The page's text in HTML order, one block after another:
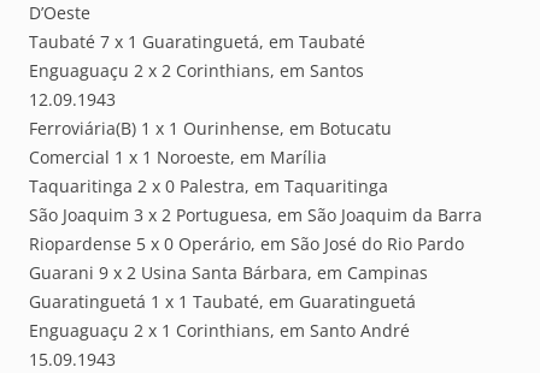
D’Oeste
Taubaté 7 x 1 Guaratinguetá, em Taubaté
Enguaguaçu 2 x 2 Corinthians, em Santos
12.09.1943
Ferroviária(B) 1 x 1 Ourinhense, em Botucatu
Comercial 1 x 1 Noroeste, em Marília
Taquaritinga 2 x 0 Palestra, em Taquaritinga
São Joaquim 3 x 2 Portuguesa, em São Joaquim da Barra
Riopardense 5 x 0 Operário, em São José do Rio Pardo
Guarani 9 x 2 Usina Santa Bárbara, em Campinas
Guaratinguetá 1 x 1 Taubaté, em Guaratinguetá
Enguaguaçu 2 x 1 Corinthians, em Santo André
15.09.1943